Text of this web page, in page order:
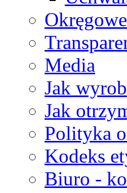
Media
Jak
Jak
Polityka
Kodeks
Biuro -